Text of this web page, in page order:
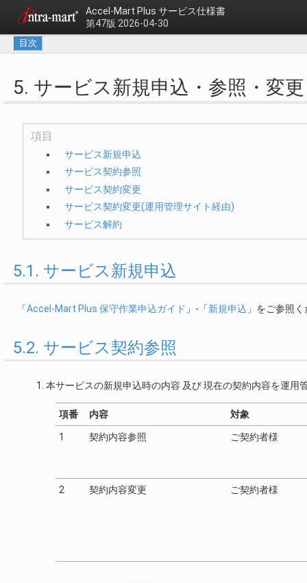
Accel-Mart Plus サービス仕様書
第47版 2026-04-30
目次
5. サービス新規申込・参照・変
項目
サービス新規申込
サービス契約参照
サービス契約変更
サービス契約変更(運用管理サイト経由)
サービス解約
5.1. サービス新規申込
「Accel-Mart Plus 保守作業申込ガイド 」-「新規申込 」をご参照
5.2. サービス契約参照
本サービスの新規申込時の内容 及び 現在の契約内容を運用
項番 内容 対象
1 契約内容参照 ご契約者様
2 契約内容変更 ご契約者様